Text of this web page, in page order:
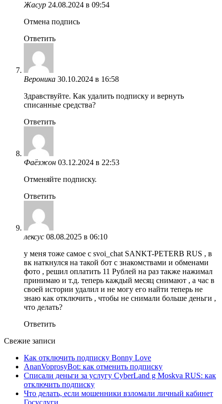
Жасур 24.08.2024 в 09:54
Отмена подпись
Ответить
Вероника 30.10.2024 в 16:58
Здравствуйте. Как удалить подписку и вернуть
списанные средства?
Ответить
Фаёзжон 03.12.2024 в 22:53
Отменяйте подписку.
Ответить
лексус 08.08.2025 в 06:10
у меня тоже самое с svoi_chat SANKT-PETERB RUS , в
вк наткнулся на такой бот с знакомствами и обменами
фото , решил оплатить 11 Рублей на раз также нажимал
принимаю и т.д. теперь каждый месяц снимают , а час в
своей истории удалил и не могу его найти теперь не
знаю как отключить , чтобы не снимали больше деньги ,
что делать?
Ответить
Свежие записи
Как отключить подписку Bonny Love
AnanVoprosyBot: как отменить подписку
Списали деньги за услугу CyberLand g Moskva RUS: как
отключить подписку
Что делать, если мошенники взломали личный кабинет